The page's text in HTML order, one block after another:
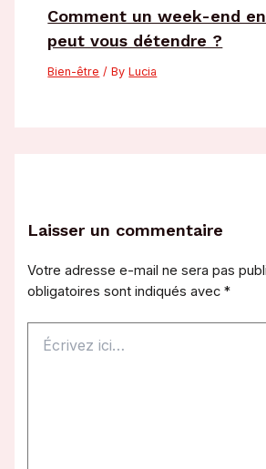
Comment un week-end
peut vous détendre ?
Bien-être / ByLucia
Laisser un commentaire
Votre adresse e-mail ne sera pas
obligatoires sont indiqués avec*
ici…